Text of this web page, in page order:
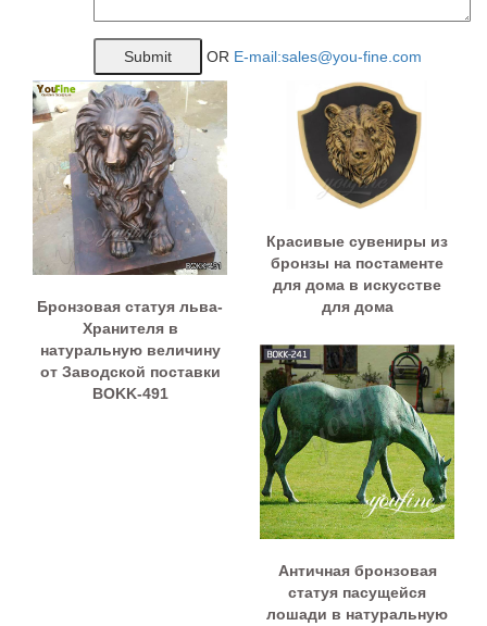
OR E-mail:sales@you-fine.com
Бронзовая статуя льва-
Хранителя в
натуральную величину
от Заводской поставки
BOKK-491
Красивые сувениры из
бронзы на постаменте
для дома в искусстве
для дома
Античная бронзовая
статуя пасущейся
лошади в натуральную